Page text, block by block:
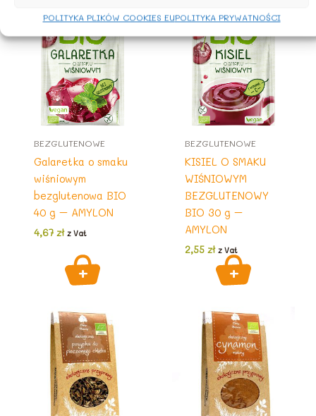
POLITYKA PLIKÓW COOKIES EUPOLITYKA PRYWATNOŚCI
BEZGLUTENOWE
Galaretka o smaku
wiśniowym
bezglutenowa BIO
40 g – AMYLON
4,67zł z Vat
BEZGLUTENOWE
KISIEL O SMAKU
WIŚNIOWYM
BEZGLUTENOWY
BIO 30 g –
AMYLON
2,55 zł z Vat